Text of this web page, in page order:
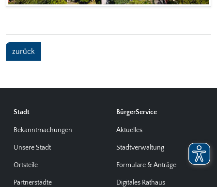
zurück
Stadt
Bekanntmachungen
Unsere Stadt
Ortsteile
Partnerstädte
BürgerService
Aktuelles
Stadtverwaltung
Formulare & Anträge
Digitales Rathaus